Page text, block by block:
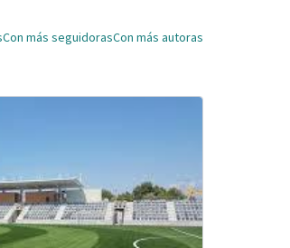
Con más seguidorasCon más autoras